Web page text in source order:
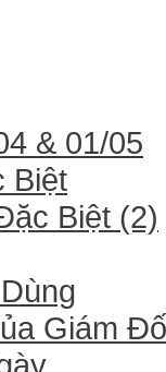
& 01/05
Biệt
Biệt (2)
Giám